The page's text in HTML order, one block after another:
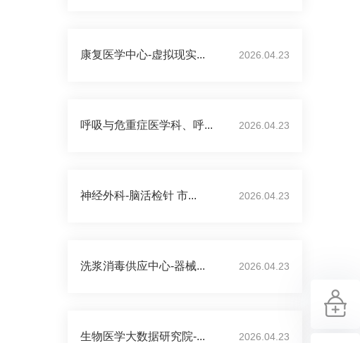
康复医学中心-虚拟现实... 2026.04.23
呼吸与危重症医学科、呼... 2026.04.23
神经外科-脑活检针 市... 2026.04.23
洗浆消毒供应中心-器械... 2026.04.23
生物医学大数据研究院-... 2026.04.23